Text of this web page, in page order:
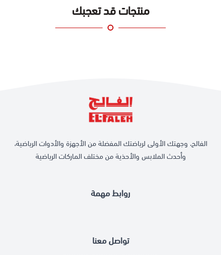
منتجات قد تعجبك
روابط مهمة
الفالح، وجهتك الأولى لرياضتك المفضلة من الأجهزة والأدوات الرياضية،
وأحدث الملابس والأحذية من مختلف الماركات الرياضية
تواصل معنا